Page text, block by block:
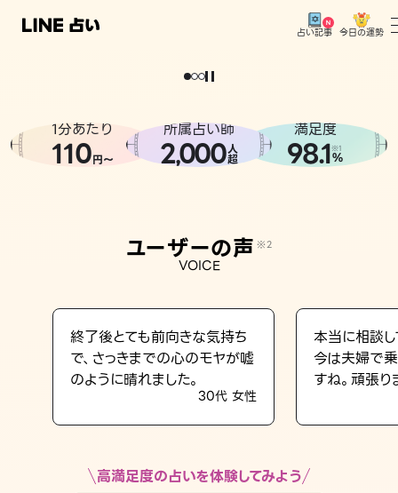
占い記事 今日の運勢
相談事例
LINE占いを開く
※LINEアプリ内のサービスページへ遷移します
どうせなら
。
1分あたり
110円〜
所属占い師
2,000人
超
満足度
98.1※1
%
ユーザーの声 ※2
VOICE
終了後とても前向きな気持ち
で、さっきまでの心のモヤが嘘
のように晴れました。
30代 女性
本当に相談し
今は夫婦で
すね。頑張り
高満足度の占いを体験してみよう